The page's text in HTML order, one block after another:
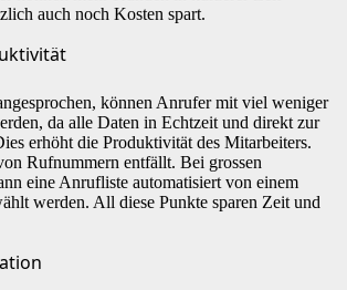
auch noch Kosten spart.
können Anrufer mit viel weniger
da alle Daten in Echtzeit und direkt zur
erhöht die Produktivität des Mitarbeiters.
Rufnummern entfällt. Bei grossen
eine Anrufliste automatisiert von einem
werden. All diese Punkte sparen Zeit und